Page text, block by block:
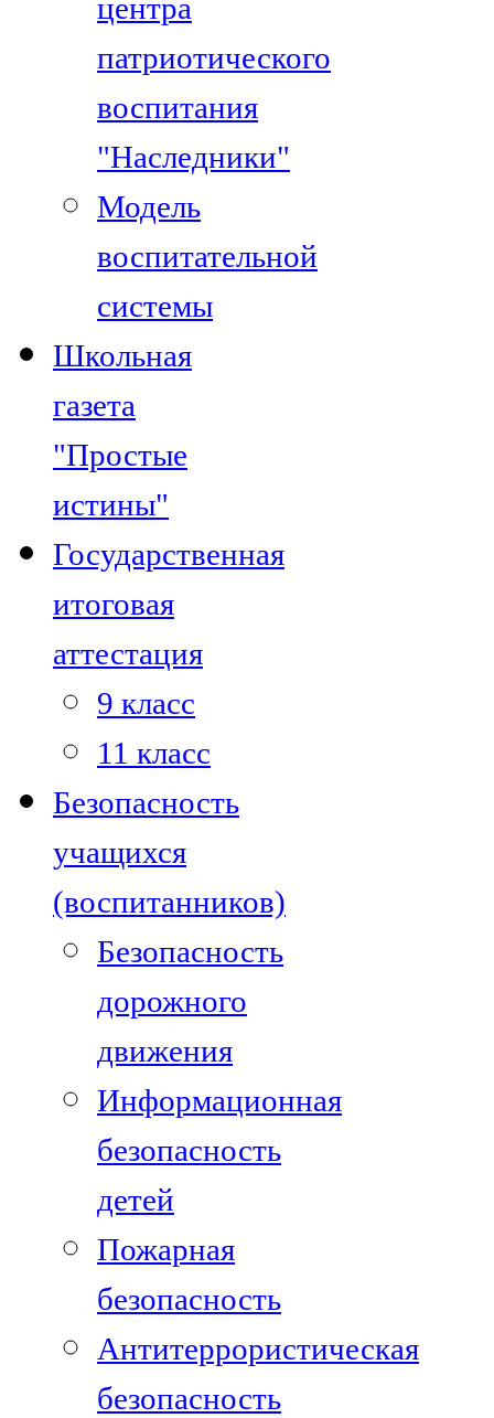
центра
патриотического
воспитания
"Наследники"
Модель
воспитательной
системы
Школьная
газета
"Простые
истины"
Государственная
итоговая
аттестация
9 класс
11 класс
Безопасность
учащихся
(воспитанников)
Безопасность
дорожного
движения
Информационная
безопасность
детей
Пожарная
безопасность
Антитеррористическая
безопасность